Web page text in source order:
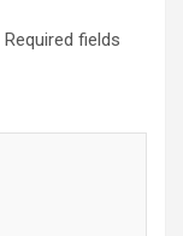
Required fields